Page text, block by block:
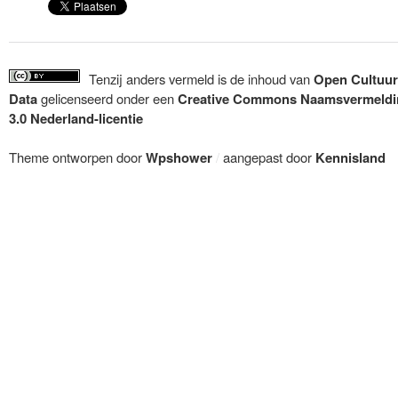
Tenzij anders vermeld is de inhoud vanOpen Cultuur
Datagelicenseerd onder eenCreative Commons
3.0 Nederland-licentie
Theme ontworpen doorWpshower /aangepast door Kennisland